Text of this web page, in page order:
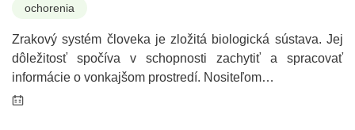
ochorenia
Zrakový systém človeka je zložitá biologická sústava. Jej
dôležitosť spočíva v schopnosti zachytiť a spracovať
informácie o vonkajšom prostredí. Nositeľom…